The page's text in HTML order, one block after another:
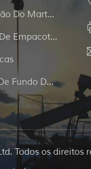
WECO Selo Da União Do Martelo
NBR Vee Material De Empacotamento
Pilha De Vedação De Fundo De Poço
Todos os direitos